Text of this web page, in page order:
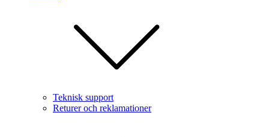
Teknisk support
Returer och reklamationer